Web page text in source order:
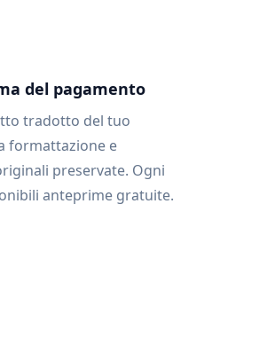
del pagamento
tradotto del tuo
formattazione e
preservate. Ogni
anteprime gratuite.